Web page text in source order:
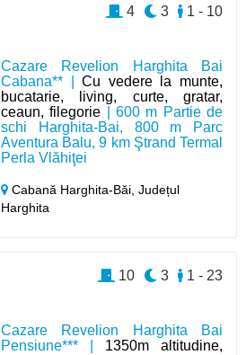
Cazare Revelion Harghita Bai
Cabana** |Cu vedere la munte,
bucatarie, living, curte, gratar,
ceaun, filegorie | 600 m Partie de
schi Harghita-Bai, 800 m Parc
Aventura Balu, 9 km Ştrand Termal
Perla Vlăhiţei
Cabană Harghita-Băi,Județul
Harghita
1 - 10
3
4
Cazare Revelion Harghita Bai
Pensiune*** | 1350m altitudine,
1 - 23
3
10